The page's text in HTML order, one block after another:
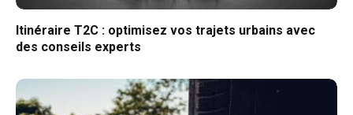
Itinéraire T2C : optimisez vos trajets urbains avec
des conseils experts